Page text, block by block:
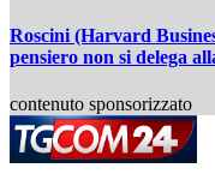
Roscini (Harvard
pensiero non si delega
contenuto sponsorizzato